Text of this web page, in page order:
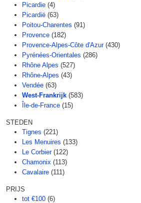
Picardie (4)
Picardië (63)
Poitou-Charentes (91)
Provence (182)
Provence-Alpes-Côte d'Azur (430)
Pyrénées-Orientales (286)
Rhône Alpes (527)
Rhône-Alpes (43)
Vendée (63)
West-Frankrijk (583)
Île-de-France (15)
STEDEN
Tignes (221)
Les Menuires (133)
Le Corbier (122)
Chamonix (113)
Cavalaire (111)
PRIJS
tot €100 (6)